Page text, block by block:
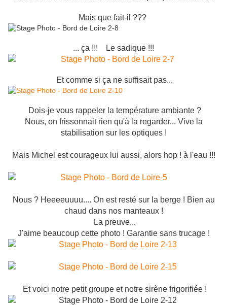
Mais que fait-il ???
... ça !!! Le sadique !!!
Et comme si ça ne suffisait pas...
Dois-je vous rappeler la température ambiante ?
Nous, on frissonnait rien qu'à la regarder... Vive la
stabilisation sur les optiques !
Mais Michel est courageux lui aussi, alors hop ! à l'eau !!!
Nous ? Heeeeuuuu.... On est resté sur la berge ! Bien au
chaud dans nos manteaux !
La preuve...
J'aime beaucoup cette photo ! Garantie sans trucage !
Et voici notre petit groupe et notre sirène frigorifiée !